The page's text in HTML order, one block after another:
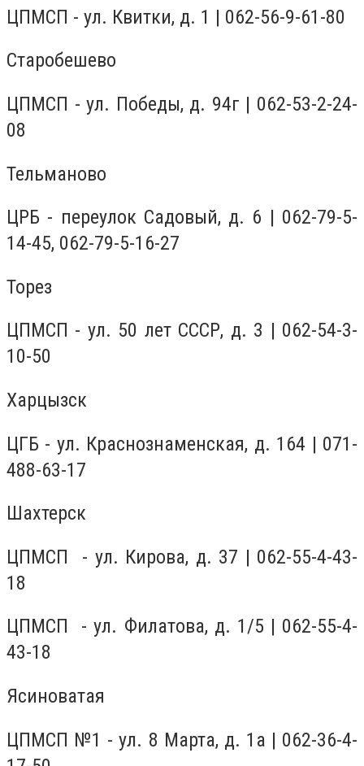
ЦПМСП - ул. Квитки, д. 1 | 062-56-9-61-80
Старобешево
ЦПМСП - ул. Победы, д. 94г | 062-53-2-24-
08
Тельманово
ЦРБ - переулок Садовый, д. 6 | 062-79-5-
14-45, 062-79-5-16-27
Торез
ЦПМСП - ул. 50 лет СССР, д. 3 | 062-54-3-
10-50
Харцызск
ЦГБ - ул. Краснознаменская, д. 164 | 071-
488-63-17
Шахтерск
ЦПМСП - ул. Кирова, д. 37 | 062-55-4-43-
18
ЦПМСП - ул. Филатова, д. 1/5 | 062-55-4-
43-18
Ясиноватая
ЦПМСП №1 - ул. 8 Марта, д. 1а | 062-36-4-